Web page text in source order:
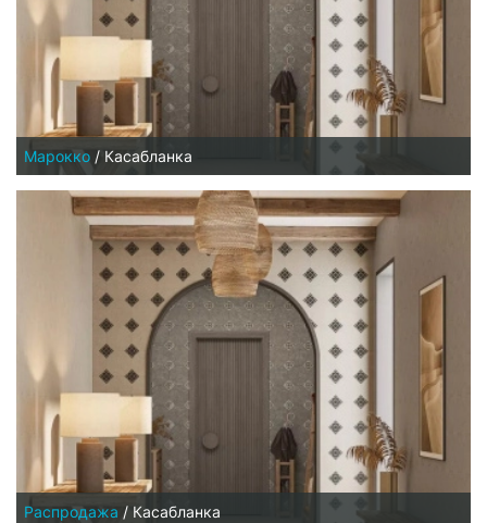
Марокко / Касабланка
Распродажа / Касабланка